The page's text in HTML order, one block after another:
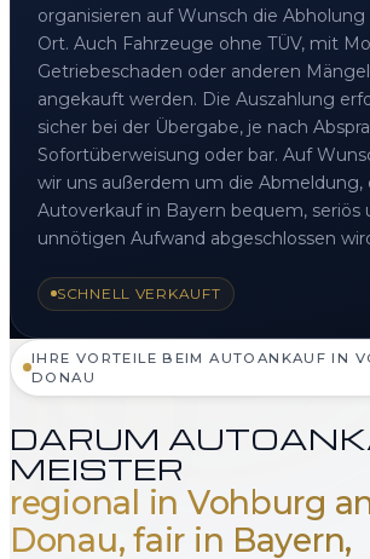
organisieren auf Wunsch die
Ort. Auch Fahrzeuge ohne TÜV, mit
Getriebeschaden oder anderen
angekauft werden. Die Auszahlung
sicher bei der Übergabe, je nach
Sofortüberweisung oder bar. Auf
wir uns außerdem um die Abmeldung,
Autoverkauf in Bayern bequem, seriös
unnötigen Aufwand abgeschlossen
SCHNELL VERKAUFT
IHRE VORTEILE BEIM AUTOANKAUF IN
DONAU
DARUM
MEISTER
regional in Vohburg
Donau, fair in Bayern,